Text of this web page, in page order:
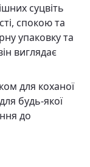
суцвіть
спокою та
упаковку та
виглядає
для коханої
будь-якої
до